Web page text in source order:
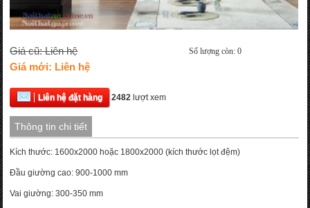
Giá cũ: Liên hệ
Giá mới: Liên hệ
Số lượng còn: 0
Liên hệ đặt hàng 2482 lượt xem
Thông tin chi tiết
Kích thước: 1600x2000 hoặc 1800x2000 (kích thước lọt đệm)
Đầu giường cao: 900-1000 mm
Vai giường: 300-350 mm